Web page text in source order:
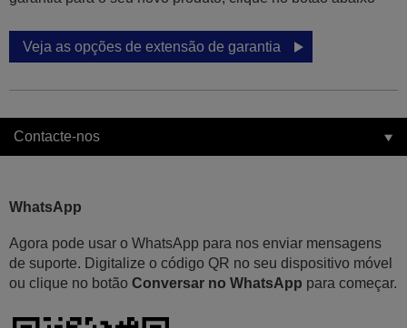
Veja as opções de extensão de garantia
Contacte-nos
WhatsApp
Agora pode usar o WhatsApp para nos enviar mensagens
de suporte. Digitalize o código QR no seu dispositivo móvel
ou clique no botão Conversar no WhatsApp para começar.